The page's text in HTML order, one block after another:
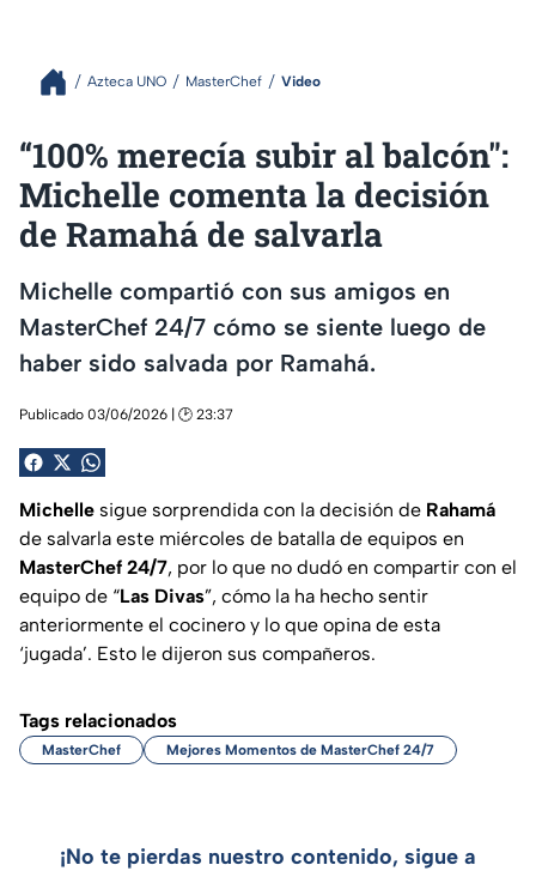
Azteca UNO MasterChef Video
“100% merecía subir al balcón":
Michelle comenta la decisión
de Ramahá de salvarla
Michelle compartió con sus amigos en
MasterChef 24/7 cómo se siente luego de
haber sido salvada por Ramahá.
Publicado 03/06/2026 | 🕑 23:37
Michelle sigue sorprendida con la decisión de Rahamá
de salvarla este miércoles de batalla de equipos en
MasterChef 24/7, por lo que no dudó en compartir con el
equipo de “Las Divas”, cómo la ha hecho sentir
anteriormente el cocinero y lo que opina de esta
‘jugada’. Esto le dijeron sus compañeros.
Tags relacionados
MasterChef Mejores Momentos de MasterChef 24/7
¡No te pierdas nuestro contenido, sigue a